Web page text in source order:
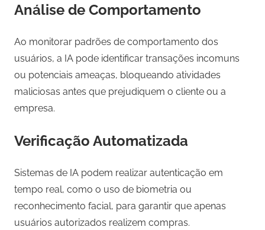
Análise de Comportamento
Ao monitorar padrões de comportamento dos
usuários, a IA pode identificar transações incomuns
ou potenciais ameaças, bloqueando atividades
maliciosas antes que prejudiquem o cliente ou a
empresa.
Verificação Automatizada
Sistemas de IA podem realizar autenticação em
tempo real, como o uso de biometria ou
reconhecimento facial, para garantir que apenas
usuários autorizados realizem compras.